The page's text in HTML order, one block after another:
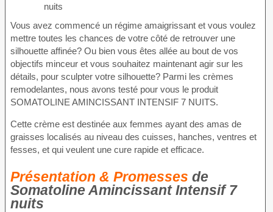
Vous avez commencé un régime amaigrissant et vous voulez
mettre toutes les chances de votre côté de retrouver une
silhouette affinée? Ou bien vous êtes allée au bout de vos
objectifs minceur et vous souhaitez maintenant agir sur les
détails, pour sculpter votre silhouette? Parmi les crèmes
remodelantes, nous avons testé pour vous le produit
SOMATOLINE AMINCISSANT INTENSIF 7 NUITS.
Cette crème est destinée aux femmes ayant des amas de
graisses localisés au niveau des cuisses, hanches, ventres et
fesses, et qui veulent une cure rapide et efficace.
Présentation & Promesses de
Somatoline Amincissant Intensif 7
nuits